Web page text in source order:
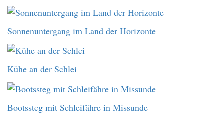
Sonnenuntergang im Land der Horizonte
Kühe an der Schlei
Bootssteg mit Schleifähre in Missunde